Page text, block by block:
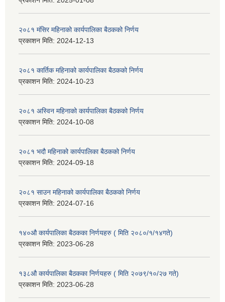
२०८१ मंसिर महिनाको कार्यपालिका बैठकको निर्णय
प्रकाशन मिति: 2024-12-13
२०८१ कार्तिक महिनाको कार्यपालिका बैठकको निर्णय
प्रकाशन मिति: 2024-10-23
२०८१ अस्विन महिनाको कार्यपालिका बैठकको निर्णय
प्रकाशन मिति: 2024-10-08
२०८१ भदौ महिनाको कार्यपालिका बैठकको निर्णय
प्रकाशन मिति: 2024-09-18
२०८१ साउन महिनाको कार्यपालिका बैठकको निर्णय
प्रकाशन मिति: 2024-07-16
१४०औ कार्यपालिका बैठकका निर्णयहरु ( मिति २०८०/१/१४गते)
प्रकाशन मिति: 2023-06-28
१३८औ कार्यपालिका बैठकका निर्णयहरु ( मिति २०७९/१०/२७ गते)
प्रकाशन मिति: 2023-06-28